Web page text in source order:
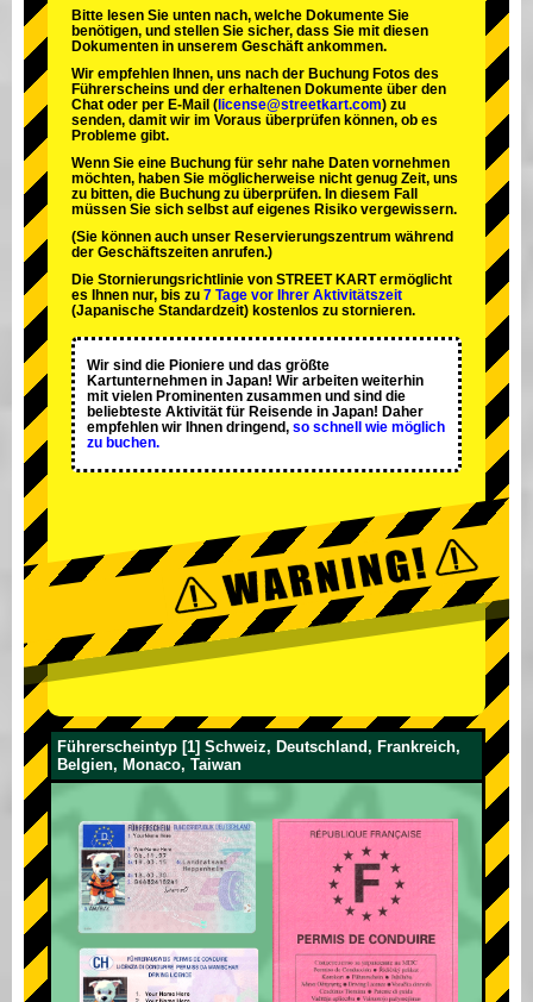
Bitte lesen Sie unten nach, welche Dokumente Sie
benötigen, und stellen Sie sicher, dass Sie mit diesen
Dokumenten in unserem Geschäft ankommen.
Wir empfehlen Ihnen, uns nach der Buchung Fotos des
Führerscheins und der erhaltenen Dokumente über den
Chat oder per E-Mail ( license@streetkart.com) zu
senden, damit wir im Voraus überprüfen können, ob es
Probleme gibt.
Wenn Sie eine Buchung für sehr nahe Daten vornehmen
möchten, haben Sie möglicherweise nicht genug Zeit, uns
zu bitten, die Buchung zu überprüfen. In diesem Fall
müssen Sie sich selbst auf eigenes Risiko vergewissern.
(Sie können auch unser Reservierungszentrum während
der Geschäftszeiten anrufen.)
Die Stornierungsrichtlinie von STREET KART ermöglicht
es Ihnen nur, bis zu 7 Tage vor Ihrer Aktivitätszeit
(Japanische Standardzeit) kostenlos zu stornieren.
Wir sind die Pioniere und das größte
Kartunternehmen in Japan! Wir arbeiten weiterhin
mit vielen Prominenten zusammen und sind die
beliebteste Aktivität für Reisende in Japan! Daher
empfehlen wir Ihnen dringend, so schnell wie möglich
zu buchen.
Führerscheintyp [1] Schweiz, Deutschland, Frankreich,
Belgien, Monaco, Taiwan